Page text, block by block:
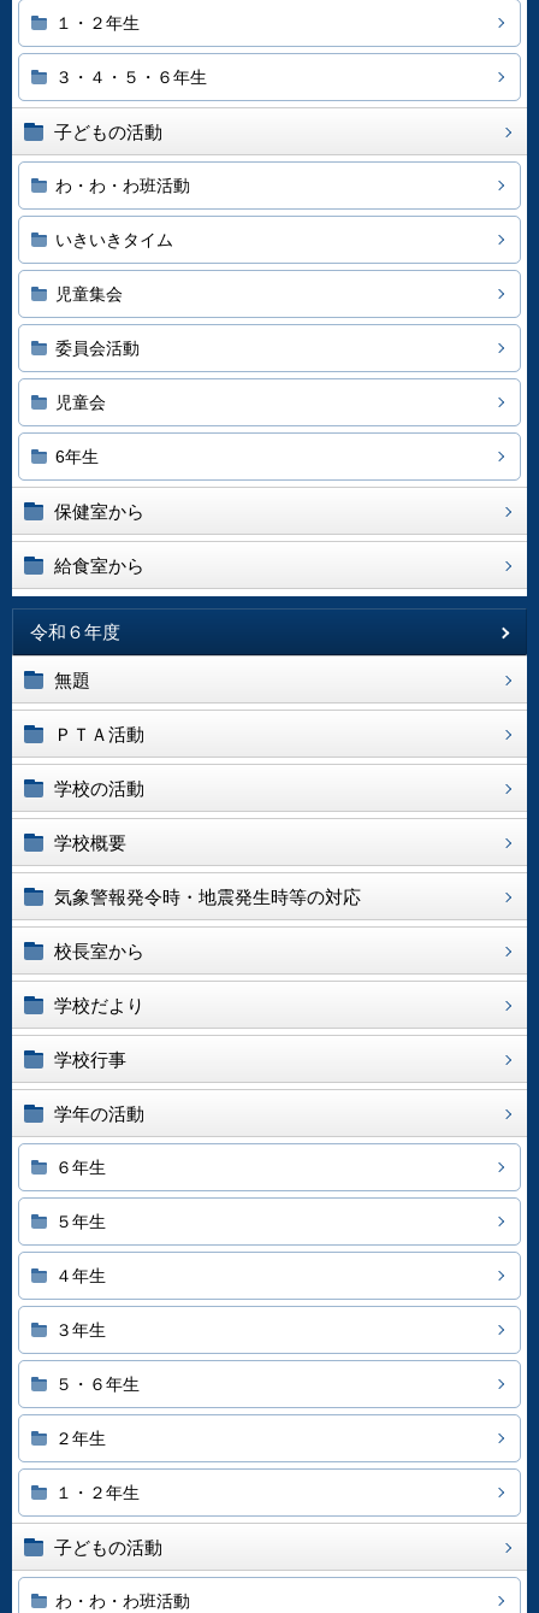
１・２年生
３・４・５・６年生
子どもの活動
わ・わ・わ班活動
いきいきタイム
児童集会
委員会活動
児童会
6年生
保健室から
給食室から
令和６年度
無題
ＰＴＡ活動
学校の活動
学校概要
気象警報発令時・地震発生時等の対応
校長室から
学校だより
学校行事
学年の活動
６年生
５年生
４年生
３年生
５・６年生
２年生
１・２年生
子どもの活動
わ・わ・わ班活動